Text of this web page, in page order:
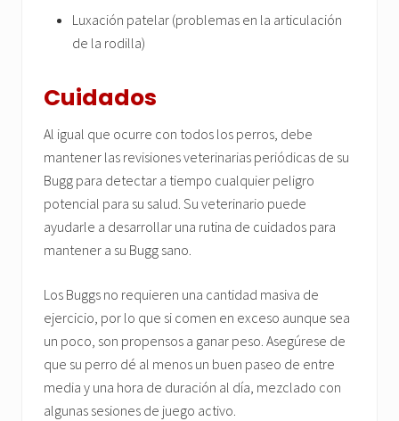
Luxación patelar (problemas en la articulación
de la rodilla)
Cuidados
Al igual que ocurre con todos los perros, debe
mantener las revisiones veterinarias periódicas de su
Bugg para detectar a tiempo cualquier peligro
potencial para su salud. Su veterinario puede
ayudarle a desarrollar una rutina de cuidados para
mantener a su Bugg sano.
Los Buggs no requieren una cantidad masiva de
ejercicio, por lo que si comen en exceso aunque sea
un poco, son propensos a ganar peso. Asegúrese de
que su perro dé al menos un buen paseo de entre
media y una hora de duración al día, mezclado con
algunas sesiones de juego activo.